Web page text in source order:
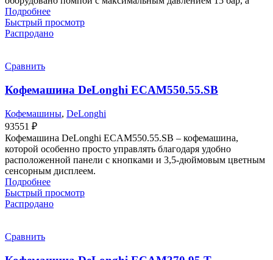
Подробнее
Быстрый просмотр
Распродано
Сравнить
Кофемашина DeLonghi ECAM550.55.SB
Кофемашины, DeLonghi
93551 ₽
Кофемашина DeLonghi ECAM550.55.SB – кофемашина,
которой особенно просто управлять благодаря удобно
расположенной панели с кнопками и 3,5-дюймовым цветным
сенсорным дисплеем.
Подробнее
Быстрый просмотр
Распродано
Сравнить